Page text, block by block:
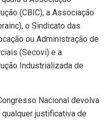
(CBIC), a Associação
o Sindicato das
ou Administração de
(Secovi) e a
Industrializada de
Nacional devolva
qualquer justificativa de